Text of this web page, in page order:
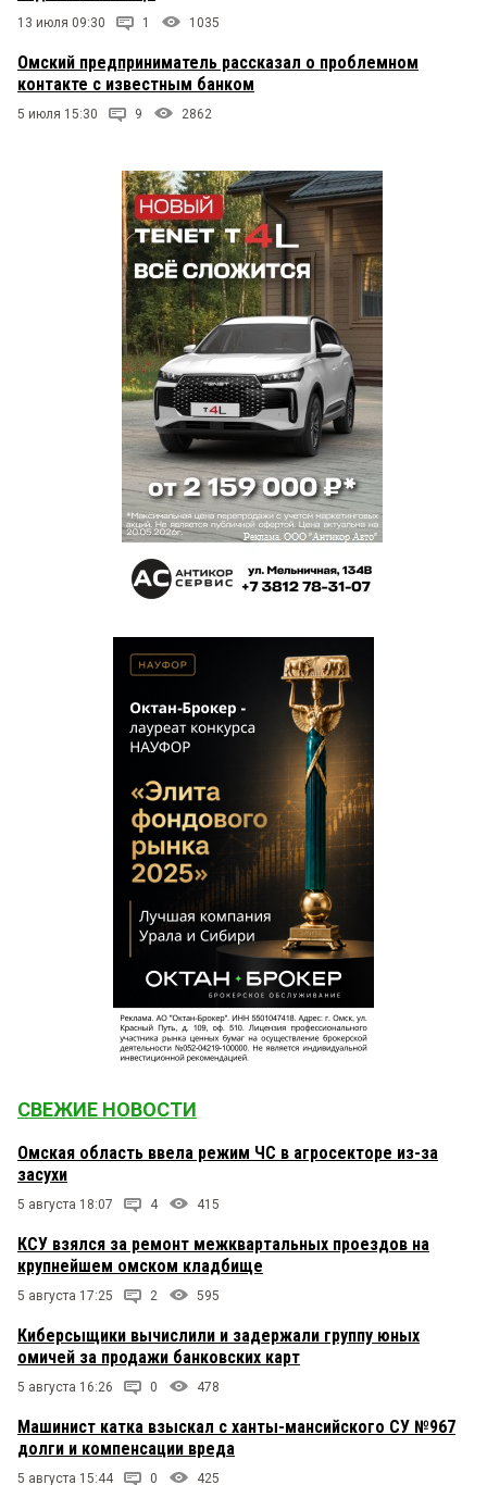
13 июля 09:30 1 1035
Омский предприниматель рассказал о проблемном
контакте с известным банком
5 июля 15:30 9 2862
СВЕЖИЕ НОВОСТИ
Омская область ввела режим ЧС в агросекторе из-за
засухи
5 августа 18:07 4 415
КСУ взялся за ремонт межквартальных проездов на
крупнейшем омском кладбище
5 августа 17:25 2 595
Киберсыщики вычислили и задержали группу юных
омичей за продажи банковских карт
5 августа 16:26 0 478
Машинист катка взыскал с ханты-мансийского СУ №967
долги и компенсации вреда
5 августа 15:44 0 425